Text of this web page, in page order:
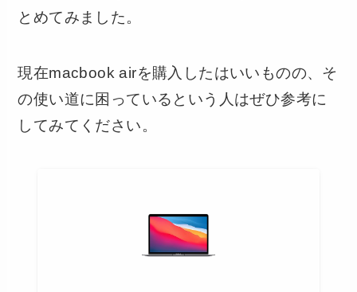
とめてみました。
現在macbook airを購入したはいいものの、そ
の使い道に困っているという人はぜひ参考に
してみてください。